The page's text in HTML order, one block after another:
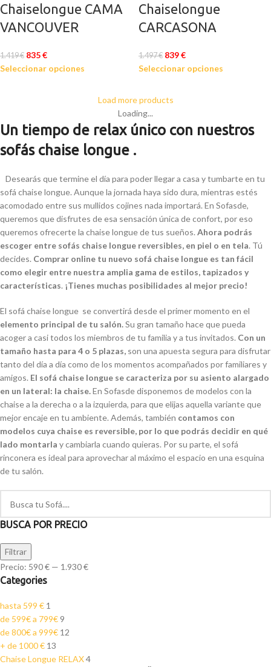
Chaiselongue CAMA
VANCOUVER
1.419€ 835€
Seleccionar opciones
Chaiselongue
CARCASONA
1.497€ 839€
Seleccionar opciones
Load more products
Loading...
Un tiempo de relax único con nuestros
sofás chaise longue .
Desearás que termine el día para poder llegar a casa y tumbarte en tu
sofá chaise longue. Aunque la jornada haya sido dura, mientras estés
acomodado entre sus mullidos cojines nada importará. En Sofasde,
queremos que disfrutes de esa sensación única de confort, por eso
queremos ofrecerte la chaise longue de tus sueños. Ahora podrás
escoger entre sofás chaise longue reversibles, en piel o en tela. Tú
decides. Comprar online tu nuevo sofá chaise longue es tan fácil
como elegir entre nuestra amplia gama de estilos, tapizados y
características. ¡Tienes muchas posibilidades al mejor precio!
El sofá chaise longue se convertirá desde el primer momento en el
elemento principal de tu salón.Su gran tamaño hace que pueda
acoger a casi todos los miembros de tu familia y a tus invitados. Con un
tamaño hasta para 4 o 5 plazas, son una apuesta segura para disfrutar
tanto del día a día como de los momentos acompañados por familiares y
amigos. El sofá chaise longue se caracteriza por su asiento alargado
en un lateral: la chaise.En Sofasde disponemos de modelos con la
chaise a la derecha o a la izquierda, para que elijas aquella variante que
mejor encaje en tu ambiente. Además, también contamos con
modelos cuya chaise es reversible, por lo que podrás decidir en qué
lado montarla y cambiarla cuando quieras. Por su parte, el sofá
rinconera es ideal para aprovechar al máximo el espacio en una esquina
de tu salón.
BUSCA POR PRECIO
Filtrar
Precio: 590 € — 1.930 €
Categories
hasta 599 € 1
de 599€ a 799€ 9
de 800€ a 999€ 12
+ de 1000 € 13
Chaise Longue RELAX4